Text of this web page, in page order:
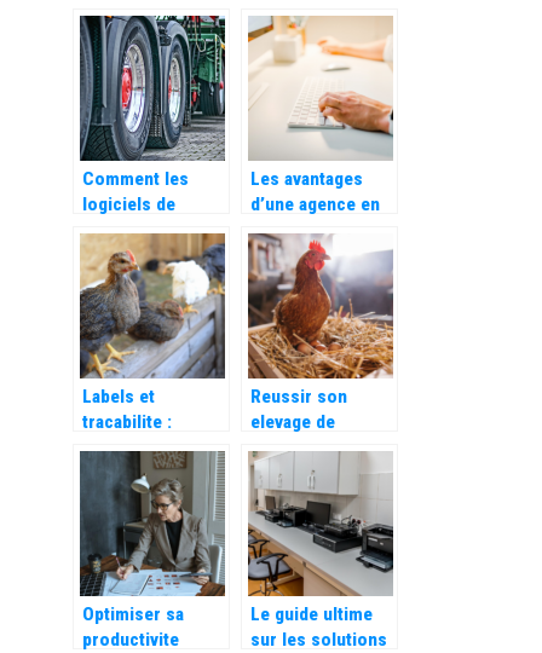
livres de
coloriage pour
adultes sont
excellents pour le
travail
composants
d’une formation
mixte ?
Comment les
logiciels de
transport et de
logistique
peuvent
rationaliser votre
activite ?
Les avantages
d’une agence en
communication
digitale pour
votre entreprise
Labels et
tracabilite :
comment bien
choisir sa volaille
Reussir son
elevage de
poulets de chair :
les bases
Optimiser sa
productivite
Le guide ultime
sur les solutions